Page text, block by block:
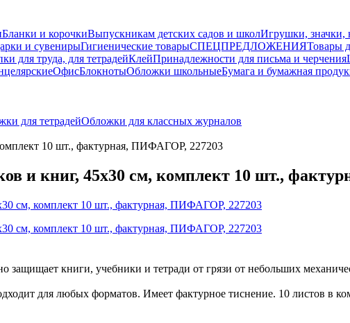
Бланки и корочкиВыпускникам детских садов и школИгрушки, значки,
и сувенирыГигиенические товарыСПЕЦПРЕДЛОЖЕНИЯТовары
для труда, для тетрадейКлейПринадлежности для письма и черчения
ОфисБлокнотыОбложки школьныеБумага и бумажная
для тетрадейОбложки для классных журналов
10 шт., фактурная, ПИФАГОР, 227203
и книг, 45х30 см, комплект 10 шт.,
книги, учебники и тетради от грязи от небольших
для любых форматов. Имеет фактурное тиснение. 10 листов в